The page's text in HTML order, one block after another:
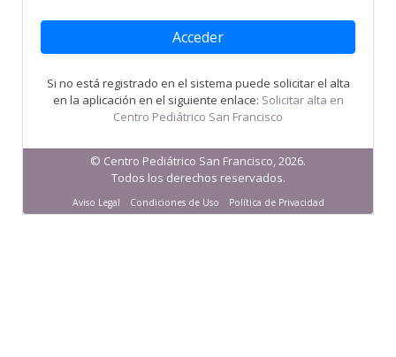
Si no está registrado en el sistema puede solicitar el alta
en la aplicación en el siguiente enlace: Solicitar alta en
Centro Pediátrico San Francisco
© Centro Pediátrico San Francisco, 2026.
Todos los derechos reservados.
Aviso Legal Condiciones de Uso Política de Privacidad